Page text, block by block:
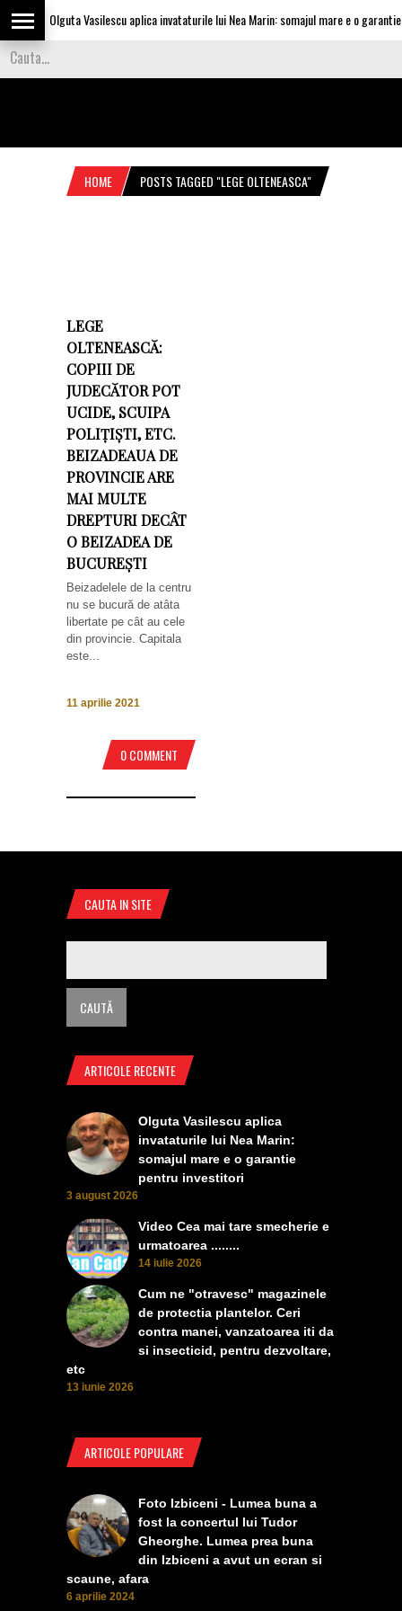
Olguta Vasilescu aplica invataturile lui Nea Marin: somajul mare e o garantie
HOME POSTS TAGGED "LEGE OLTENEASCA"
LEGE
OLTENEASCĂ:
COPIII DE
JUDECĂTOR POT
UCIDE, SCUIPA
POLIȚIȘTI, ETC.
BEIZADEAUA DE
PROVINCIE ARE
MAI MULTE
DREPTURI DECÂT
O BEIZADEA DE
BUCUREȘTI
Beizadelele de la centru
nu se bucură de atâta
libertate pe cât au cele
din provincie. Capitala
este...
11 aprilie 2021
0 COMMENT
CAUTA IN SITE
ARTICOLE RECENTE
Olguta Vasilescu aplica
invataturile lui Nea Marin:
somajul mare e o garantie
pentru investitori
3 august 2026
Video Cea mai tare smecherie e
urmatoarea ........
14 iulie 2026
Cum ne "otravesc" magazinele
de protectia plantelor. Ceri
contra manei, vanzatoarea iti da
si insecticid, pentru dezvoltare,
etc
13 iunie 2026
ARTICOLE POPULARE
Foto Izbiceni - Lumea buna a
fost la concertul lui Tudor
Gheorghe. Lumea prea buna
din Izbiceni a avut un ecran si
scaune, afara
6 aprilie 2024